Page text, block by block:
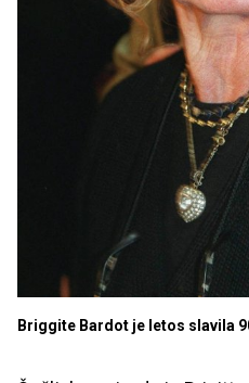
Briggite Bardot je letos slavila